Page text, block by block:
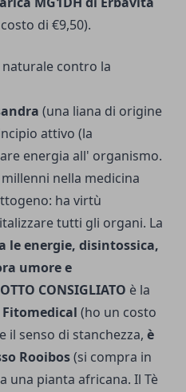
di €9,50).
naturale contro la
(una liana di origine
attivo (la
energia all' organismo.
nella medicina
ha virtù
tutti gli organi. La
le energie, disintossica,
umore e
CONSIGLIATO è la
(ho un costo
il senso di stanchezza, è
Rooibos(si compra in
una pianta africana. Il Tè